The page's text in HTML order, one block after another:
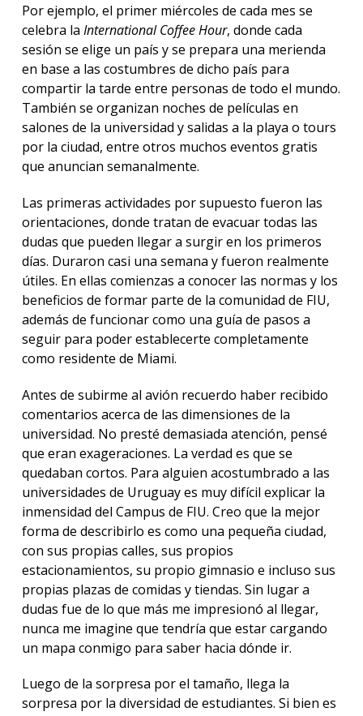
Por ejemplo, el primer miércoles de cada mes se
celebra la International Coffee Hour, donde cada
sesión se elige un país y se prepara una merienda
en base a las costumbres de dicho país para
compartir la tarde entre personas de todo el mundo.
También se organizan noches de películas en
salones de la universidad y salidas a la playa o tours
por la ciudad, entre otros muchos eventos gratis
que anuncian semanalmente.
Las primeras actividades por supuesto fueron las
orientaciones, donde tratan de evacuar todas las
dudas que pueden llegar a surgir en los primeros
días. Duraron casi una semana y fueron realmente
útiles. En ellas comienzas a conocer las normas y los
beneficios de formar parte de la comunidad de FIU,
además de funcionar como una guía de pasos a
seguir para poder establecerte completamente
como residente de Miami.
Antes de subirme al avión recuerdo haber recibido
comentarios acerca de las dimensiones de la
universidad. No presté demasiada atención, pensé
que eran exageraciones. La verdad es que se
quedaban cortos. Para alguien acostumbrado a las
universidades de Uruguay es muy difícil explicar la
inmensidad del Campus de FIU. Creo que la mejor
forma de describirlo es como una pequeña ciudad,
con sus propias calles, sus propios
estacionamientos, su propio gimnasio e incluso sus
propias plazas de comidas y tiendas. Sin lugar a
dudas fue de lo que más me impresionó al llegar,
nunca me imagine que tendría que estar cargando
un mapa conmigo para saber hacia dónde ir.
Luego de la sorpresa por el tamaño, llega la
sorpresa por la diversidad de estudiantes. Si bien es